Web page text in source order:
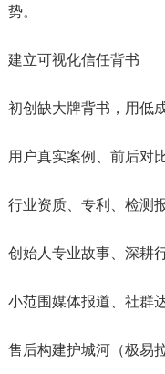
势。
建立可视化信任背书
初创缺大牌背书，用低
用户真实案例、前后对
行业资质、专利、检测
创始人专业故事、深耕
小范围媒体报道、社群
售后构建护城河（极易